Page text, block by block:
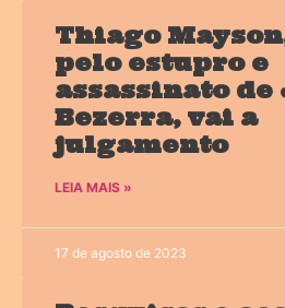
Thiago
pelo estupro e
assassinato de
Bezerra, vai a
julgamento
LEIA MAIS »
17 de agosto de 2023